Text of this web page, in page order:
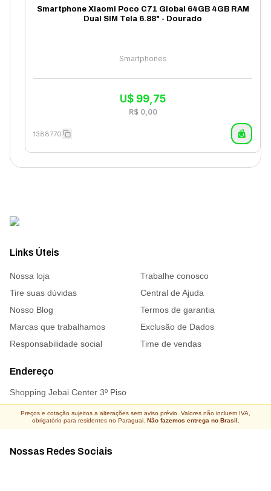
Smartphone Xiaomi Poco C71 Global 64GB 4GB RAM
Dual SIM Tela 6.88" - Dourado
Smartphones
U$ 99,75
R$ 0,00
1388770
Links Úteis
Nossa loja
Trabalhe conosco
Tire suas dúvidas
Central de Ajuda
Nosso Blog
Termos de garantia
Marcas que trabalhamos
Exclusão de Dados
Responsabilidade social
Time de vendas
Endereço
Shopping Jebai Center 3º Piso
Nossas Redes Sociais
Preços e cotação sujeitos a alterações sem aviso prévio. Valores não incluem IVA,
obrigatório para residentes no Paraguai. Não fazemos entrega no Brasil.